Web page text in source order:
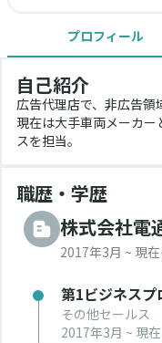
プロフィール
自己紹介
広告代理店で、非広告領
現在は大手車両メーカ
スを担当。
職歴・学歴
株式会社電
2017年3月 ~ 現在
第1ビジネスプ
その他セールス
2017年3月 ~ 現在